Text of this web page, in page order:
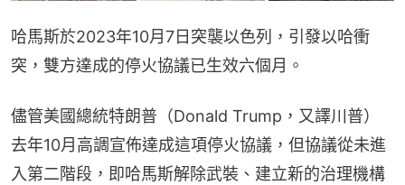
哈馬斯於2023年10月7日突襲以色列，引發以哈衝
突，雙方達成的停火協議已生效六個月。
儘管美國總統特朗普（Donald Trump，又譯川普）
去年10月高調宣佈達成這項停火協議，但協議從未進
入第二階段，即哈馬斯解除武裝、建立新的治理機構